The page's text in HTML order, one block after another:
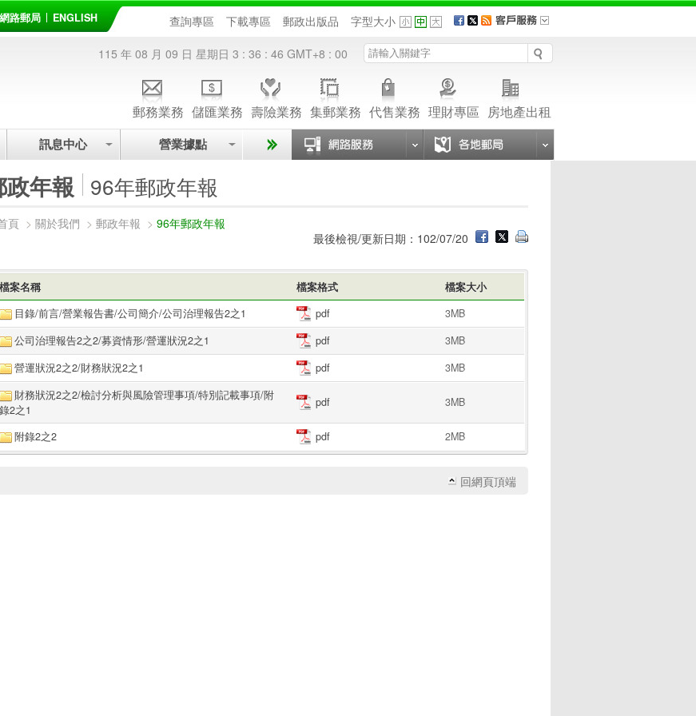
網路郵局 ENGLISH 查詢專區 下載專區 郵政出版品 字型大小
115 年 08 月 09 日 星期日 3 : 36 : 46 GMT+8 : 00
郵務業務 儲匯業務 壽險業務 集郵業務 代售業務 理財專區 房地產出租
訊息中心 營業據點
政年報 96年郵政年報
頁 > 關於我們 > 郵政年報 > 96年郵政年報
最後檢視/更新日期：102/07/20
檔案名稱 檔案格式
檔案大小
目錄/前言/營業報告書/公司簡介/公司治理報告2之1
pdf
3MB
公司治理報告2之2/募資情形/營運狀況2之1
pdf
3MB
營運狀況2之2/財務狀況2之1
pdf
3MB
財務狀況2之2/檢討分析與風險管理事項/特別記載事項/附
錄2之1
pdf 3MB
附錄2之2 pdf 2MB
回網頁頂端